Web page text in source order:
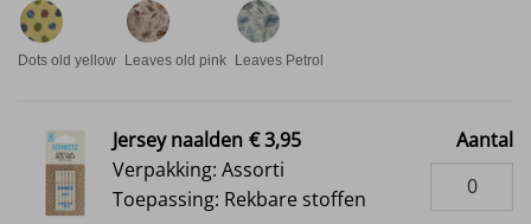
Dots old yellow Leaves old pink Leaves Petrol
Jersey naalden € 3,95
Verpakking: Assorti
Toepassing: Rekbare stoffen
Aantal